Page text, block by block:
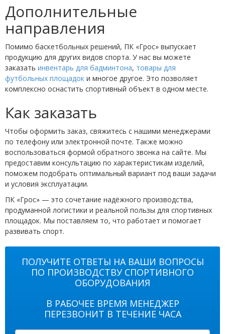
Дополнительные
направления
Помимо баскетбольных решений, ПК «Грос» выпускает
продукцию для других видов спорта. У нас вы можете
заказать инвентарь для бадминтона, товары для
футбольных площадок и многое другое. Это позволяет
комплексно оснастить спортивный объект в одном месте.
Как заказать
Чтобы оформить заказ, свяжитесь с нашими менеджерами
по телефону или электронной почте. Также можно
воспользоваться формой обратного звонка на сайте. Мы
предоставим консультацию по характеристикам изделий,
поможем подобрать оптимальный вариант под ваши задачи
и условия эксплуатации.
ПК «Грос» — это сочетание надёжного производства,
продуманной логистики и реальной пользы для спортивных
площадок. Мы поставляем то, что работает и помогает
развивать спорт.
ПОЛУЧИТЕ ОТВЕТЫ НА ВАШИ ВОПРОСЫ
ПО ПРОИЗВОДСТВУ СПОРТИВНОГО
ОБОРУДОВАНИЯ
В РАБОЧЕЕ ВРЕМЯ МЕНЕДЖЕР
ПЕРЕЗВОНИТ В ТЕЧЕНИЕ ЧАСА